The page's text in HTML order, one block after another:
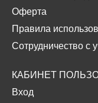
Оферта
Правила
Сотрудничество с
КАБИНЕТ
Вход